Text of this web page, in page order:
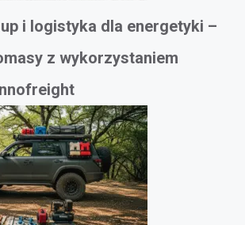
i logistyka dla energetyki –
z wykorzystaniem